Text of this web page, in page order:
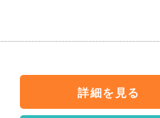
詳細を見る